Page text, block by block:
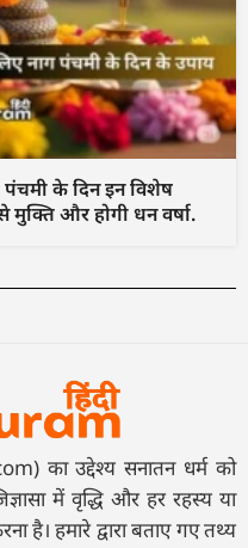
के दिन इन विशेष
मुक्ति और होगी धन वर्षा.
का उद्देश्य सनातन धर्म को
में वृद्धि और हर रहस्य या
है। हमारे द्वारा बताए गए तथ्य